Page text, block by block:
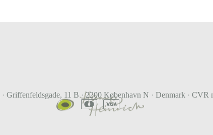
· Griffenfeldsgade, 11 B·2200 København N · Denmark · CVR